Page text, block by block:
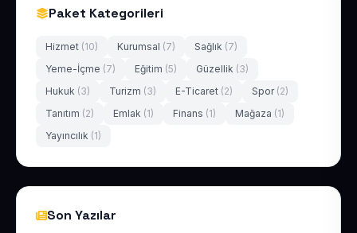
Paket Kategorileri
Hizmet (10) Kurumsal (7) Sağlık (7)
Yeme-İçme (7) Eğitim (5) Güzellik (3)
Hukuk (3) Turizm (3) E-Ticaret (2) Spor (2)
Tanıtım (2) Emlak (1) Finans (1) Mağaza (1)
Yayıncılık (1)
Son Yazılar